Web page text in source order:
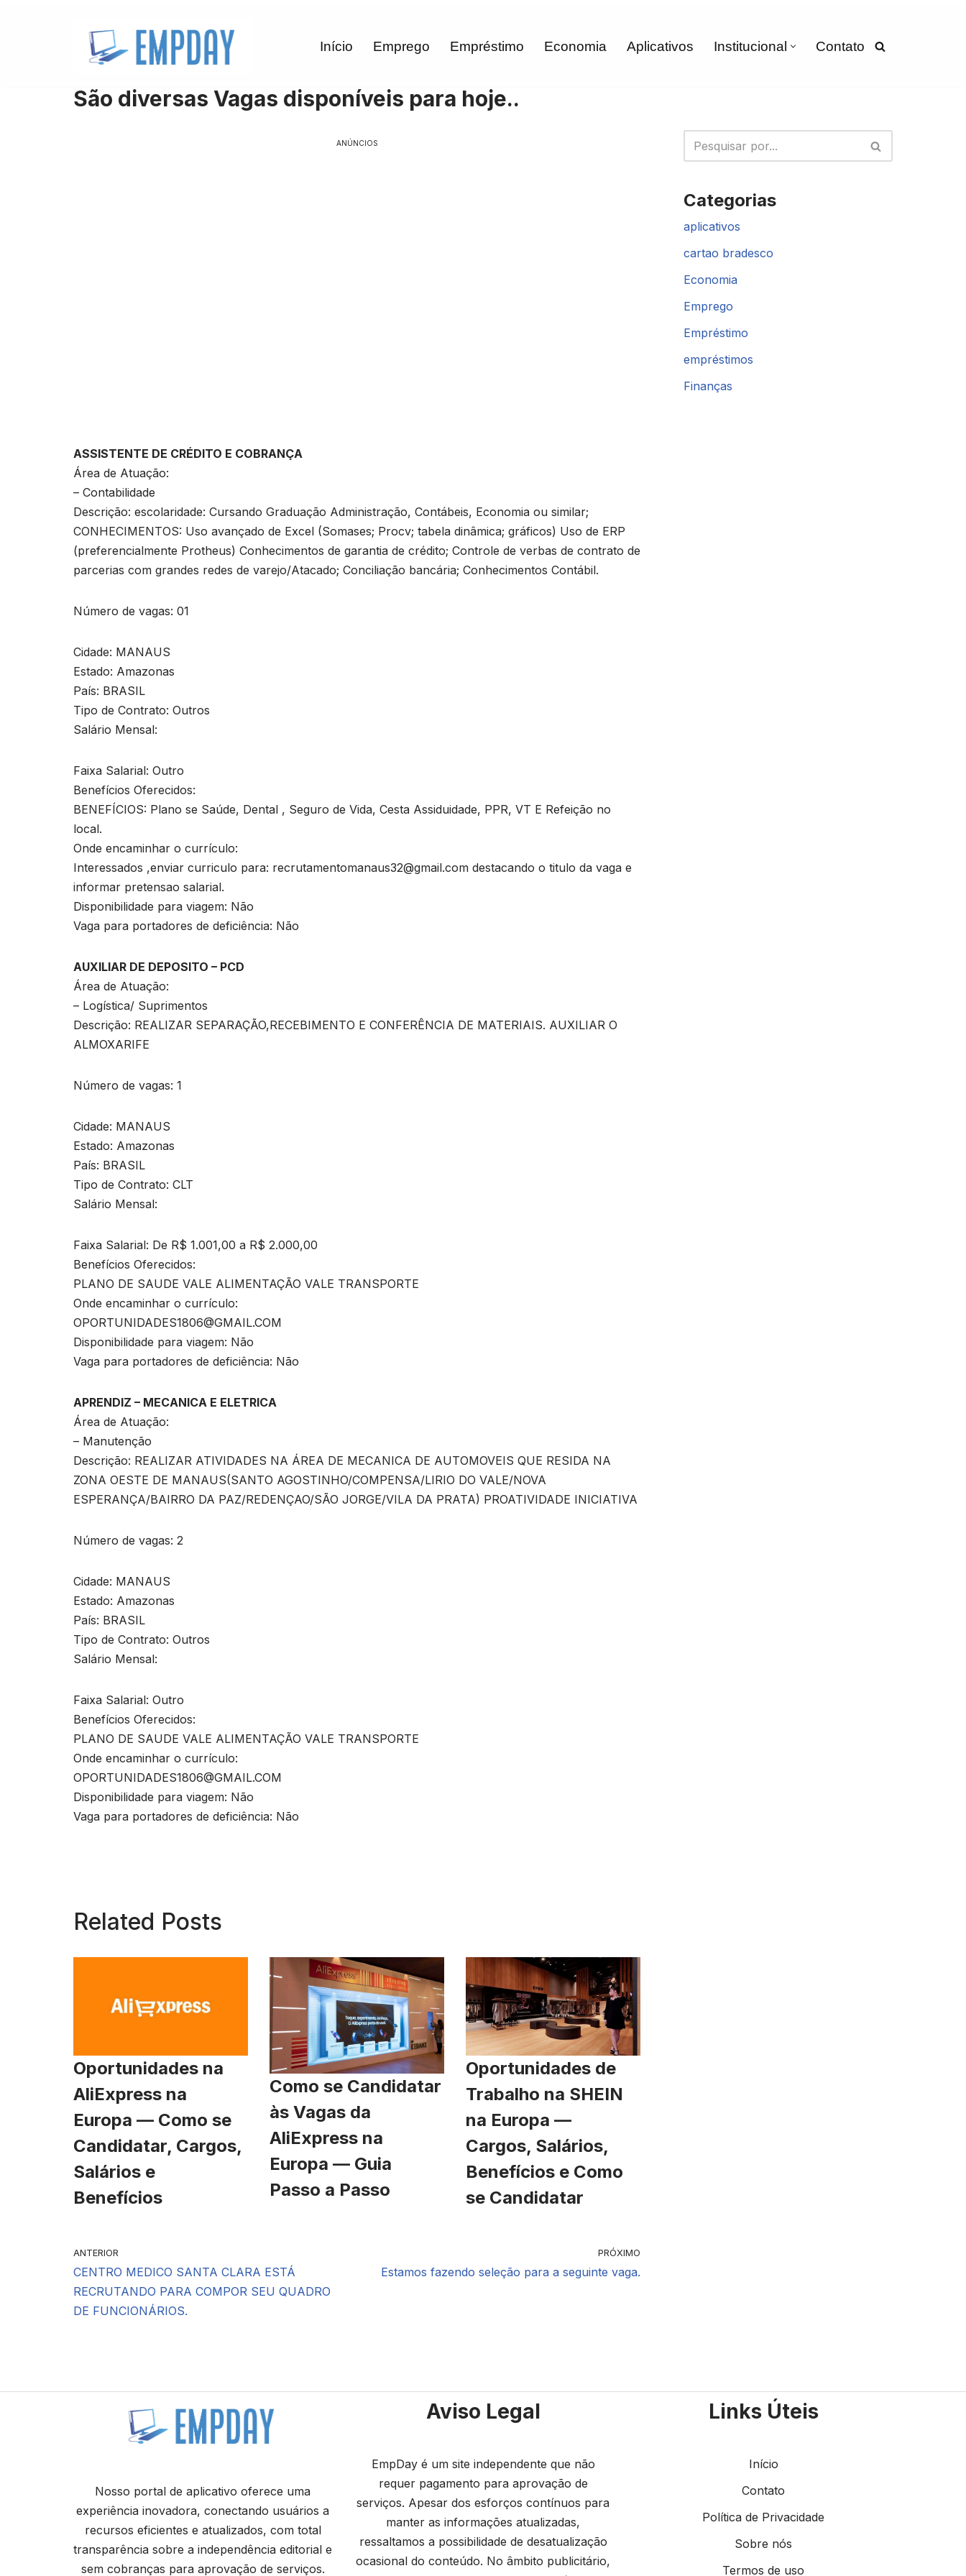
Início Emprego Empréstimo Economia Aplicativos Institucional Contato
São diversas Vagas disponíveis para hoje..
ANÚNCIOS
ASSISTENTE DE CRÉDITO E COBRANÇA
Área de Atuação:
– Contabilidade
Descrição: escolaridade: Cursando Graduação Administração, Contábeis, Economia ou similar;
CONHECIMENTOS: Uso avançado de Excel (Somases; Procv; tabela dinâmica; gráficos) Uso de ERP
(preferencialmente Protheus) Conhecimentos de garantia de crédito; Controle de verbas de contrato de
parcerias com grandes redes de varejo/Atacado; Conciliação bancária; Conhecimentos Contábil.
Número de vagas: 01
Cidade: MANAUS
Estado: Amazonas
País: BRASIL
Tipo de Contrato: Outros
Salário Mensal:
Faixa Salarial: Outro
Benefícios Oferecidos:
BENEFÍCIOS: Plano se Saúde, Dental , Seguro de Vida, Cesta Assiduidade, PPR, VT E Refeição no
local.
Onde encaminhar o currículo:
Interessados ,enviar curriculo para: recrutamentomanaus32@gmail.com destacando o titulo da vaga e
informar pretensao salarial.
Disponibilidade para viagem: Não
Vaga para portadores de deficiência: Não
AUXILIAR DE DEPOSITO – PCD
Área de Atuação:
– Logística/ Suprimentos
Descrição: REALIZAR SEPARAÇÃO,RECEBIMENTO E CONFERÊNCIA DE MATERIAIS. AUXILIAR O
ALMOXARIFE
Número de vagas: 1
Cidade: MANAUS
Estado: Amazonas
País: BRASIL
Tipo de Contrato: CLT
Salário Mensal:
Faixa Salarial: De R$ 1.001,00 a R$ 2.000,00
Benefícios Oferecidos:
PLANO DE SAUDE VALE ALIMENTAÇÃO VALE TRANSPORTE
Onde encaminhar o currículo:
OPORTUNIDADES1806@GMAIL.COM
Disponibilidade para viagem: Não
Vaga para portadores de deficiência: Não
APRENDIZ – MECANICA E ELETRICA
Área de Atuação:
– Manutenção
Descrição: REALIZAR ATIVIDADES NA ÁREA DE MECANICA DE AUTOMOVEIS QUE RESIDA NA
ZONA OESTE DE MANAUS(SANTO AGOSTINHO/COMPENSA/LIRIO DO VALE/NOVA
ESPERANÇA/BAIRRO DA PAZ/REDENÇAO/SÃO JORGE/VILA DA PRATA) PROATIVIDADE INICIATIVA
Número de vagas: 2
Cidade: MANAUS
Estado: Amazonas
País: BRASIL
Tipo de Contrato: Outros
Salário Mensal:
Faixa Salarial: Outro
Benefícios Oferecidos:
PLANO DE SAUDE VALE ALIMENTAÇÃO VALE TRANSPORTE
Onde encaminhar o currículo:
OPORTUNIDADES1806@GMAIL.COM
Disponibilidade para viagem: Não
Vaga para portadores de deficiência: Não
Related Posts
Oportunidades na
AliExpress na
Europa — Como se
Candidatar, Cargos,
Salários e
Benefícios
Como se Candidatar
às Vagas da
AliExpress na
Europa — Guia
Passo a Passo
Oportunidades de
Trabalho na SHEIN
na Europa —
Cargos, Salários,
Benefícios e Como
se Candidatar
ANTERIOR
CENTRO MEDICO SANTA CLARA ESTÁ
RECRUTANDO PARA COMPOR SEU QUADRO
DE FUNCIONÁRIOS.
PRÓXIMO
Estamos fazendo seleção para a seguinte vaga.
Categorias
aplicativos
cartao bradesco
Economia
Emprego
Empréstimo
empréstimos
Finanças
Nosso portal de aplicativo oferece uma
experiência inovadora, conectando usuários a
recursos eficientes e atualizados, com total
transparência sobre a independência editorial e
sem cobranças para aprovação de serviços.
Aviso Legal
EmpDay é um site independente que não
requer pagamento para aprovação de
serviços. Apesar dos esforços contínuos para
manter as informações atualizadas,
ressaltamos a possibilidade de desatualização
ocasional do conteúdo. No âmbito publicitário,
Links Úteis
Início
Contato
Política de Privacidade
Sobre nós
Termos de uso